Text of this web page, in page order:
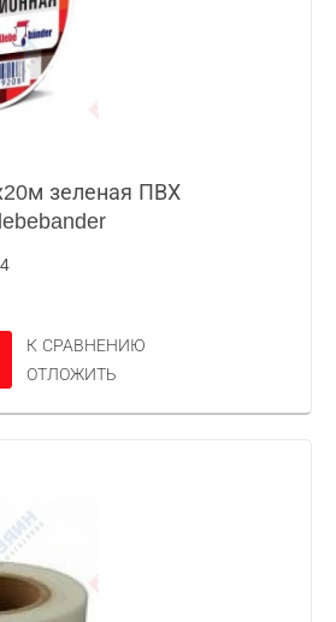
зеленая ПВХ
К СРАВНЕНИЮ
ОТЛОЖИТЬ